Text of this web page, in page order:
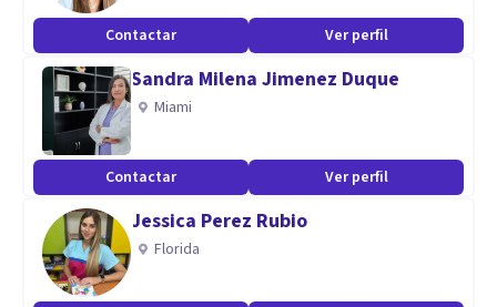
Contactar Ver perfil
Sandra Milena Jimenez Duque
Miami
Contactar Ver perfil
Jessica Perez Rubio
Florida